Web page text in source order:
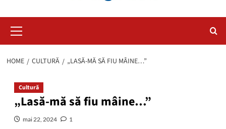
Menu
HOME CULTURĂ „LASĂ-MĂ SĂ FIU MÂINE…”
Cultură
„Lasă-mă să fiu mâine…”
mai 22, 2024 1